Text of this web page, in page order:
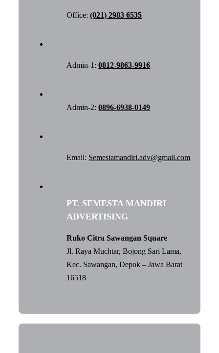
Office:(021) 2983 6535
Admin-1:0812-9863-9916
Admin-2:0896-6938-0149
Email: Semestamandiri.adv@gmail.com
PT. SEMESTA MANDIRI
ADVERTISING
Ruko Citra Sawangan Square
Jl. Raya Muchtar, Bojong Sari Lama,
Kec. Sawangan, Depok – Jawa Barat
16518